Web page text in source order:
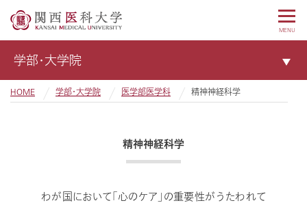
MENU
学部・大学院
HOME 学部・大学院 医学部医学科 精神神経科学
精神神経科学
わが国において「心のケア」の重要性がうたわれて